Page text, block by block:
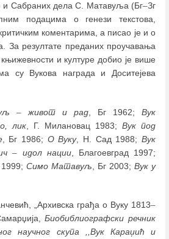
и Сабраних дела С. Матавуља (Бг–Зг
подацима о генези текстова,
коментарима, а писао је и о
За резултате преданих проучавања
и културе добио је више
су Вукова награда и Доситејева
– живот и рад , Бг 1962; Вук
лик , Г. Милановац 1983; Вук под
, Бг 1986; О Вуку, Н. Сад 1988;Вук
– идол нации, Благоевград 1997;
Симо Матавуљ , Бг 2003; Вук у
„Архивска грађа о Вуку 1813–
Биобиблиографски речник
научног скупа ,,Вук Караџић и